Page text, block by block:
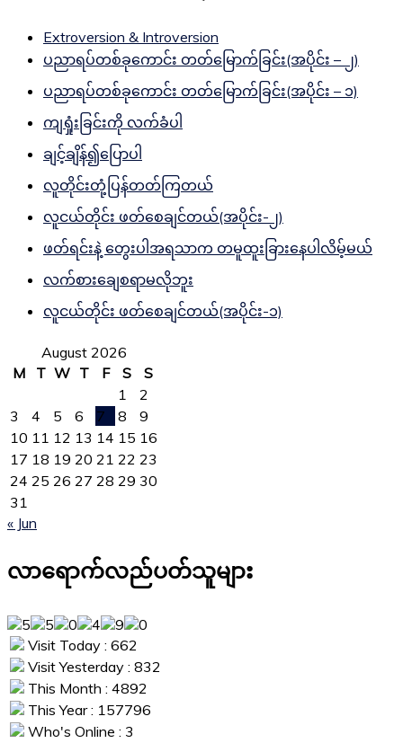
Extroversion & Introversion
ပညာရပ်တစ်ခုကောင်း တတ်မြောက်ခြင်း(အပိုင်း – ၂)
ပညာရပ်တစ်ခုကောင်း တတ်မြောက်ခြင်း(အပိုင်း – ၁)
ကျရှုံးခြင်းကို လက်ခံပါ
ချင့်ချိန်၍ပြောပါ
လူတိုင်းတုံ့ပြန်တတ်ကြတယ်
လူငယ်တိုင်း ဖတ်စေချင်တယ်(အပိုင်း-၂)
ဖတ်ရင်းနဲ့ တွေးပါအရသာက တမူထူးခြားနေပါလိမ့်မယ်
လက်စားချေစရာမလိုဘူး
လူငယ်တိုင်း ဖတ်စေချင်တယ်(အပိုင်း-၁)
August 2026
M
T W T F S
S
1
2
3
4 5 6 7 8
9
10 11 12 13 14 15 16
17 18 19 20 21 22 23
24 25 26 27 28 29 30
31
« Jun
လာရောက်လည်ပတ်သူများ
Visit Today : 662
Visit Yesterday : 832
This Month : 4892
This Year : 157796
Who's Online : 3